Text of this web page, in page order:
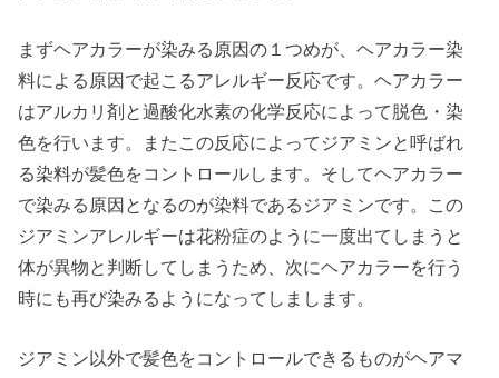
まずヘアカラーが染みる原因の１つめが、ヘアカラー染
料による原因で起こるアレルギー反応です。ヘアカラー
はアルカリ剤と過酸化水素の化学反応によって脱色・染
色を行います。またこの反応によってジアミンと呼ばれ
る染料が髪色をコントロールします。そしてヘアカラー
で染みる原因となるのが染料であるジアミンです。この
ジアミンアレルギーは花粉症のように一度出てしまうと
体が異物と判断してしまうため、次にヘアカラーを行う
時にも再び染みるようになってしまします。
ジアミン以外で髪色をコントロールできるものがヘアマ